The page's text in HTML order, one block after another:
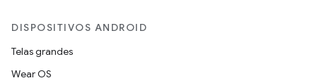
DISPOSITIVOS ANDROID
Telas grandes
Wear OS